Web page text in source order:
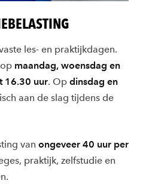
les- en praktijkdagen.
maandag, woensdag en
16.30 uur. Op dinsdag en
aan de slag tijdens de
van ongeveer 40 uur per
praktijk, zelfstudie en